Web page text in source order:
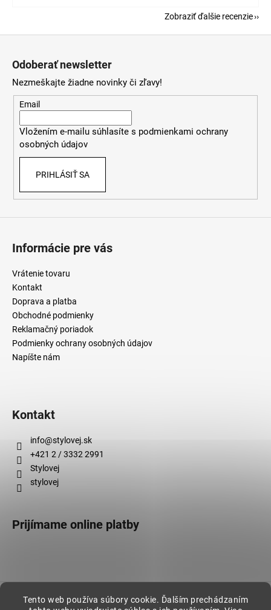
Tento web používa súbory cookie. Ďalším prechádzaním
Zobraziť ďalšie recenzie
Odoberať newsletter
Nezmeškajte žiadne novinky či zľavy!
Email
Vložením e-mailu súhlasíte s podmienkami ochrany
osobných údajov
PRIHLÁSIŤ SA
Informácie pre vás
Vrátenie tovaru
Kontakt
Doprava a platba
Obchodné podmienky
Reklamačný poriadok
Podmienky ochrany osobných údajov
Napíšte nám
Kontakt
info@stylovej.sk
+421 2 / 3332 2991
Stylovej
stylovej
Prijímame online platby
Vytvoril Shoptet